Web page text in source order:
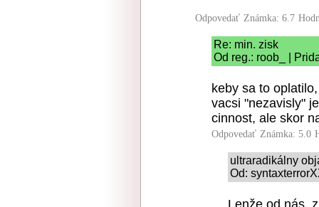
Odpovedať Známka: 6.7
Re: min. zisk
Od reg.: roob_ |
keby sa to
vacsi "nezavisly"
cinnost, ale skor
Odpovedať Známka: 5.0
ultraradikálny
Od:
Lenže od nás,